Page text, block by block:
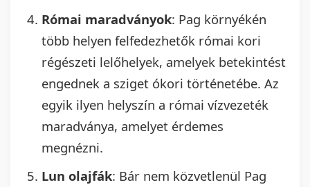
Római maradványok: Pag környékén
több helyen felfedezhetők római kori
régészeti lelőhelyek, amelyek betekintést
engednek a sziget ókori történetébe. Az
egyik ilyen helyszín a római vízvezeték
maradványa, amelyet érdemes
megnézni.
Lun olajfák: Bár nem közvetlenül Pag